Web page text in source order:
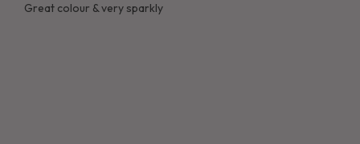
Great colour & very sparkly